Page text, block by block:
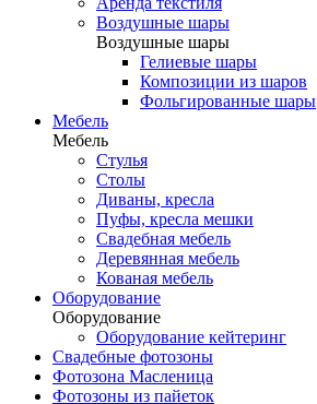
Воздушные шары
Воздушные шары
Гелиевые шары
Композиции из шаров
Фольгированные шары
Мебель
Мебель
Стулья
Столы
Диваны, кресла
Пуфы, кресла мешки
Свадебная мебель
Деревянная мебель
Кованая мебель
Оборудование
Оборудование
Оборудование кейтеринг
Свадебные фотозоны
Фотозона Масленица
Фотозоны из пайеток